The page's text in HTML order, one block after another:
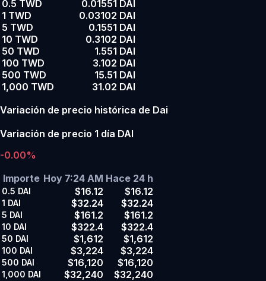
0.5 TWD
0.01551 DAI
1 TWD
0.03102 DAI
5 TWD
0.1551 DAI
10 TWD
0.3102 DAI
50 TWD
1.551 DAI
100 TWD
3.102 DAI
500 TWD
15.51 DAI
1,000 TWD
31.02 DAI
Variación de precio histórica de Dai
Variación de precio 1 día DAI
-0.00%
Importe Hoy 7:24 AM Hace 24 h
0.5 DAI $16.12 $16.12
1 DAI $32.24 $32.24
5 DAI $161.2 $161.2
10 DAI $322.4 $322.4
50 DAI $1,612 $1,612
100 DAI $3,224 $3,224
500 DAI $16,120 $16,120
1,000 DAI $32,240
$32,240